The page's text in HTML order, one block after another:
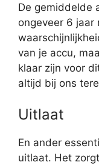
De gemiddelde
ongeveer 6 jaar
van je accu,
klaar zijn voor
altijd bij ons
Uitlaat
En ander
uitlaat. Het